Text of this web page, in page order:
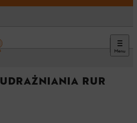
Menu
udrażniania rur